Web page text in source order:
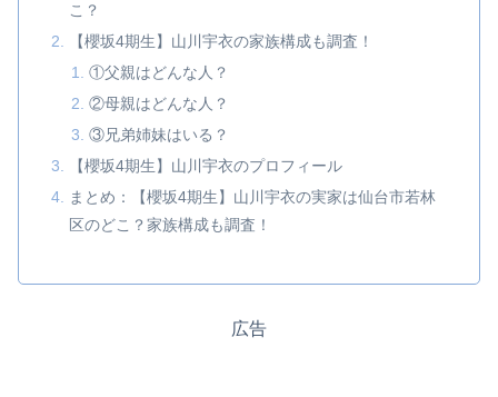
こ？
【櫻坂4期生】山川宇衣の家族構成も調査！
①父親はどんな人？
②母親はどんな人？
③兄弟姉妹はいる？
【櫻坂4期生】山川宇衣のプロフィール
まとめ：【櫻坂4期生】山川宇衣の実家は仙台市若林
区のどこ？家族構成も調査！
広告